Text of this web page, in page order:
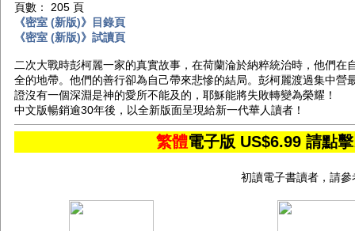
頁數： 205 頁
《密室 (新版)》目錄頁
《密室 (新版)》試讀頁
二次大戰時彭柯麗一家的真實故事，在荷蘭淪於納粹統治時，他們
全的地帶。他們的善行卻為自己帶來悲慘的結局。彭柯麗渡過集中
證沒有一個深淵是神的愛所不能及的，耶穌能將失敗轉變為榮耀！
中文版暢銷逾30年後，以全新版面呈現給新一代華人讀者！
繁體電子版 US$6.99 請點
初讀電子書讀者，請參